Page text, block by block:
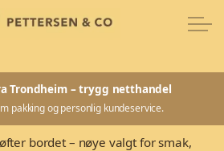
Trondheim – trygg netthandel
pakking og personlig kundeservice.
bordet – nøye valgt for smak,